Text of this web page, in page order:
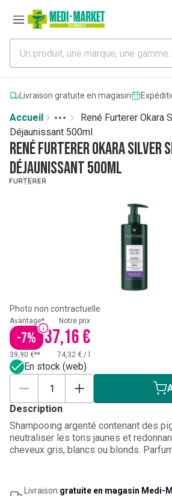
Livraison gratuite en magasin
Accueil
More
Toggle menu
René Furterer Okara
Déjaunissant 500ml
René Furterer Okara Silver
Déjaunissant 500ml
Photo non contractuelle
Avantage*
-7%
Notre prix
37,16 €
39,90 €** 74,32 € /
En stock (web)
Description
Shampooing argenté contenant des
neutraliser les tons jaunes et
cheveux gris, blancs ou blonds.
Livraison gratuite en magasin Medi-